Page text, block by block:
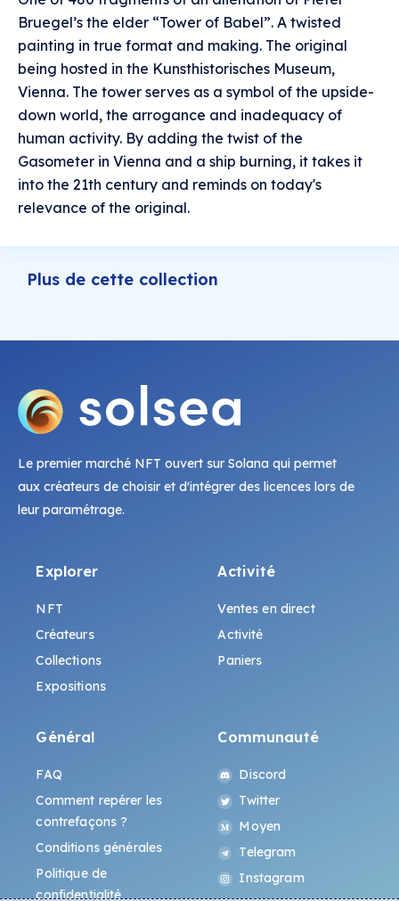
Bruegel’s the elder “Tower of Babel”. A twisted
painting in true format and making. The original
being hosted in the Kunsthistorisches Museum,
Vienna. The tower serves as a symbol of the upside-
down world, the arrogance and inadequacy of
human activity. By adding the twist of the
Gasometer in Vienna and a ship burning, it takes it
into the 21th century and reminds on today's
relevance of the original.
Plus de cette collection
Le premier marché NFT ouvert sur Solana qui permet
aux créateurs de choisir et d'intégrer des licences lors de
leur paramétrage.
Explorer
NFT
Créateurs
Collections
Expositions
Activité
Ventes en direct
Activité
Paniers
Général
FAQ
Comment repérer les
contrefaçons ?
Conditions générales
Politique de
confidentialité
Communauté
Discord
Twitter
Moyen
Telegram
Instagram